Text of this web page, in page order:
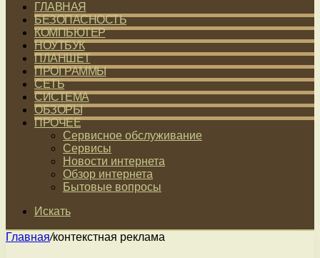
ГЛАВНАЯ
БЕЗОПАСНОСТЬ
КОМПЬЮТЕР
НОУТБУК
ПЛАНШЕТ
ПРОГРАММЫ
СЕТЬ
СИСТЕМА
ОБЗОРЫ
ПРОЧЕЕ
Сервисное обслуживание
Сервисы
Новости интернета
Обзор интернета
Бытовые вопросы
Искать
Главная/контекстная реклама